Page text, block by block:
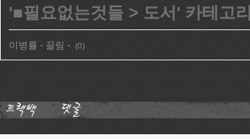
'■필요없는것들 > 도서 ' 카테고
이병률 - 끌림 - (0)